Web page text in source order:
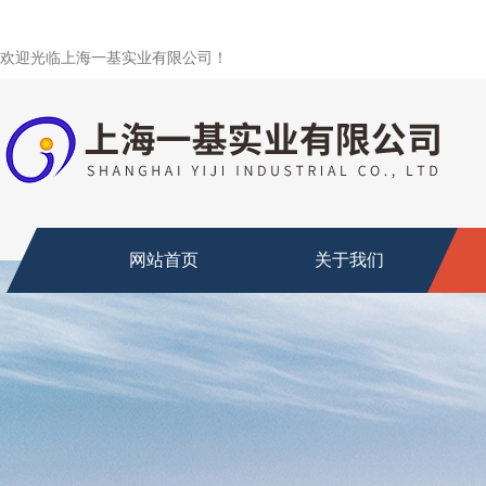
欢迎光临上海一基实业有限公司！
网站首页 关于我们